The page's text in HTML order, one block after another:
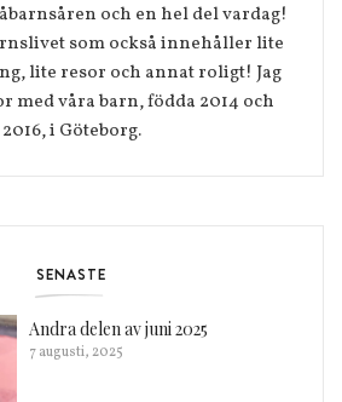
och en hel del vardag!
som också innehåller lite
lite resor och annat roligt! Jag
med våra barn, födda 2014 och
2016, i Göteborg.
SENASTE
Andra delen av juni 2025
7 augusti, 2025